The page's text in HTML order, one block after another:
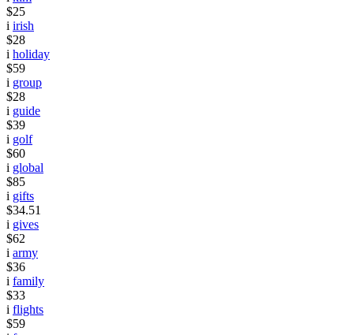
$25
i irish
$28
i holiday
$59
i group
$28
i guide
$39
i golf
$60
i global
$85
i gifts
$34.51
i gives
$62
i army
$36
i family
$33
i flights
$59